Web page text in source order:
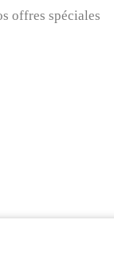
offres spéciales